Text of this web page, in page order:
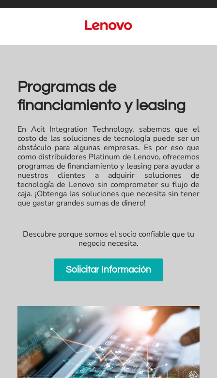
Programas de
financiamiento y leasing
En Acit Integration Technology, sabemos que el
costo de las soluciones de tecnología puede ser un
obstáculo para algunas empresas. Es por eso que
como distribuidores Platinum de Lenovo, ofrecemos
programas de financiamiento y leasing para ayudar a
nuestros clientes a adquirir soluciones de
tecnología de Lenovo sin comprometer su flujo de
caja. ¡Obtenga las soluciones que necesita sin tener
que gastar grandes sumas de dinero!
Descubre porque somos el socio confiable que tu
negocio necesita.
Solicitar Información